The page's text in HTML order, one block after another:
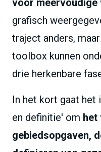
voor meervoudige
grafisch
traject anders,
toolbox kunnen
drie herkenbare
In het kort gaat het
en definitie' om het
gebiedsopgaven,